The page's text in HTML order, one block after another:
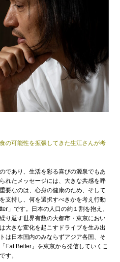
可能性を拡張してきた生江さんが考
であり、生活を彩る喜びの源泉でもあ
れたメッセージには、大きな共感を呼
要なのは、心身の健康のため、そして
支持し、何を選択すべきかを考え行動
」です。日本の人口の約１割を抱え、
り返す世界有数の大都市・東京におい
大きな変化を起こすドライブを生み出
は日本国内のみならずアジア各国、そ
Eat Better」を東京から発信していくこ
す。